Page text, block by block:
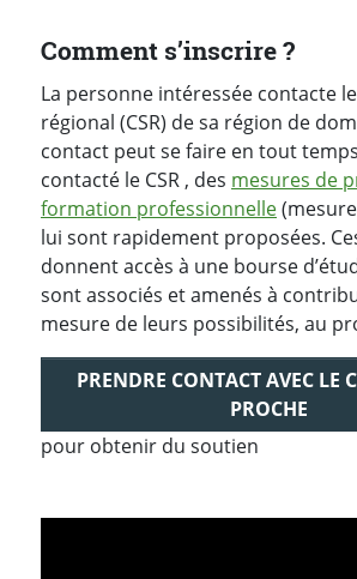
Comment s’inscrire ?
La personne intéressée contacte
régional (CSR) de sa région de
contact peut se faire en tout
contacté le CSR , des mesures de
formation professionnelle
lui sont rapidement proposées.
donnent accès à une bourse
sont associés et amenés à
mesure de leurs possibilités, au
PRENDRE CONTACT AVEC LE
PROCHE
pour obtenir du soutien